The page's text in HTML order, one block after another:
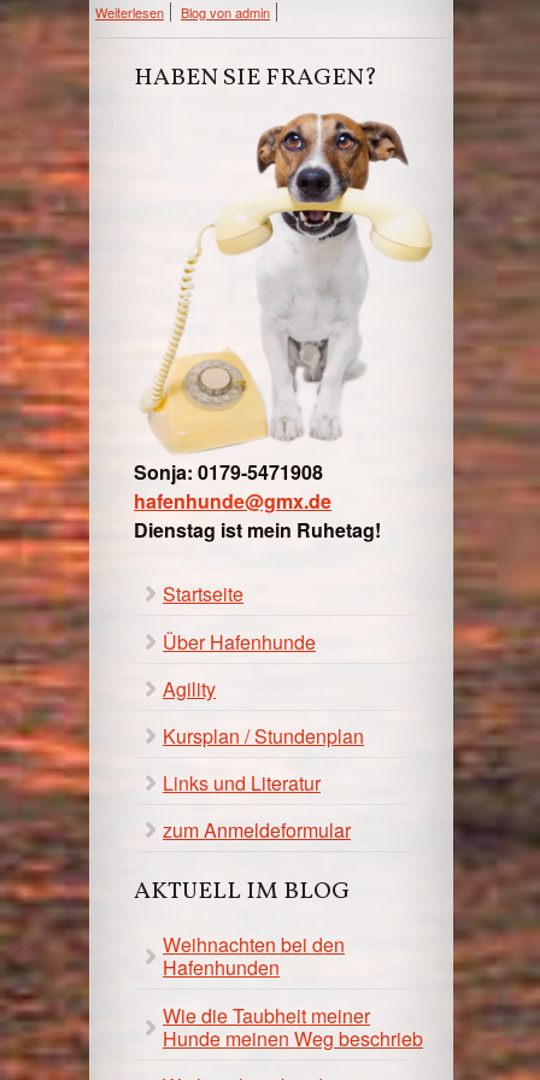
Weiterlesen über Ferien ;-)
Blog von admin
HABEN SIE FRAGEN?
Sonja: 0179-5471908
hafenhunde@gmx.de
Dienstag ist mein Ruhetag!
Startseite
Über Hafenhunde
Agility
Kursplan / Stundenplan
Links und Literatur
zum Anmeldeformular
AKTUELL IM BLOG
Weihnachten bei den
Hafenhunden
Wie die Taubheit meiner
Hunde meinen Weg beschrieb